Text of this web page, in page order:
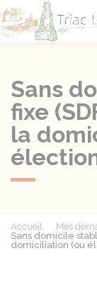
Sans
fixe
la
Accueil Mes
Sans domicile
domiciliation (ou